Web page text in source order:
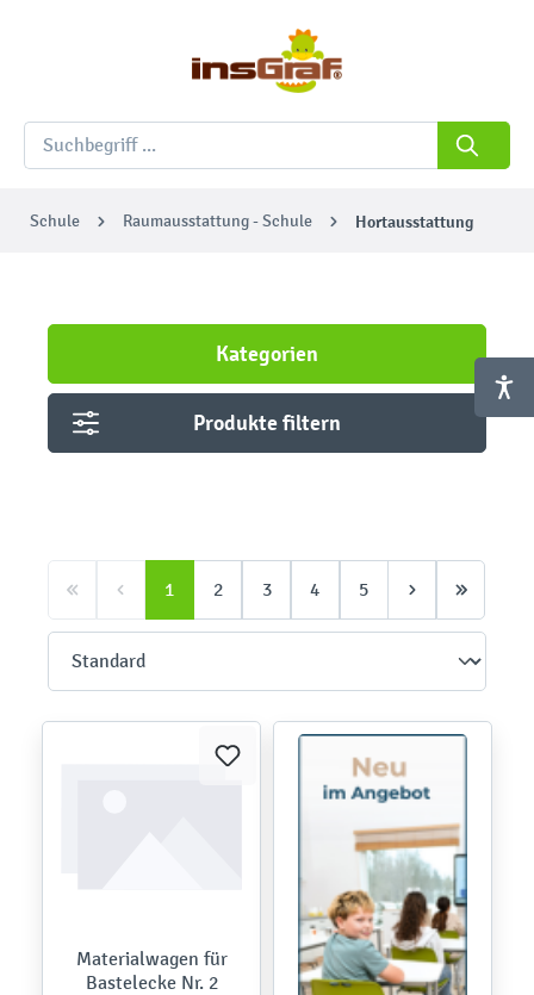
Schule Raumausstattung - Schule Hortausstattung
Kategorien
Produkte filtern
1 2 3 4 5
Materialwagen für
Bastelecke Nr. 2